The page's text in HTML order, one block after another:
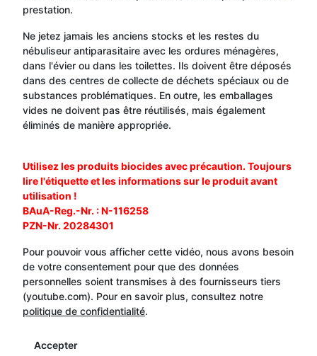
prestation.
Ne jetez jamais les anciens stocks et les restes du
nébuliseur antiparasitaire avec les ordures ménagères,
dans l'évier ou dans les toilettes. Ils doivent être déposés
dans des centres de collecte de déchets spéciaux ou de
substances problématiques. En outre, les emballages
vides ne doivent pas être réutilisés, mais également
éliminés de manière appropriée.
Utilisez les produits biocides avec précaution. Toujours
lire l'étiquette et les informations sur le produit avant
utilisation !
BAuA-Reg.-Nr. : N-116258
PZN-Nr. 20284301
Pour pouvoir vous afficher cette vidéo, nous avons besoin
de votre consentement pour que des données
personnelles soient transmises à des fournisseurs tiers
(youtube.com). Pour en savoir plus, consultez notre
politique de confidentialité.
Accepter